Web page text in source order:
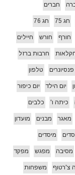
חברים
חג 75 חג 76
חורף חורש חיילים
חרבות ברזל
פנסיונרים טלפון
יום הילד יום כיפור
כיתה ו' כלבים
מאגר מבנים מועדון
מיסדים
מסיבה מפגש מפקד
צ'רטוף משפחות